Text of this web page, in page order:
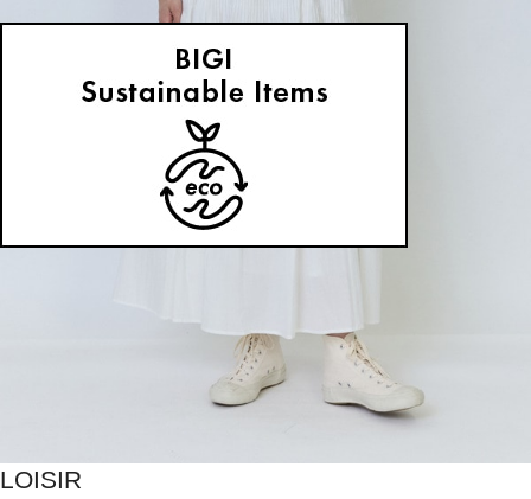
LOISIR